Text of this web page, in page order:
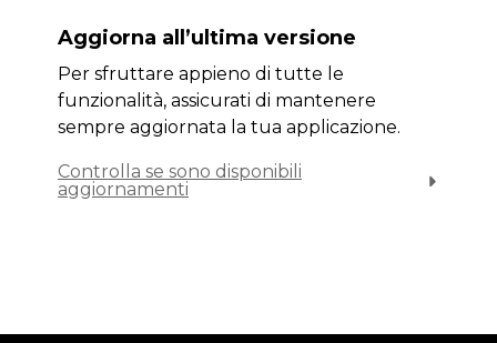
Aggiorna all’ultima versione
Per sfruttare appieno di tutte le
funzionalità, assicurati di mantenere
sempre aggiornata la tua applicazione.
Controlla se sono disponibili
aggiornamenti